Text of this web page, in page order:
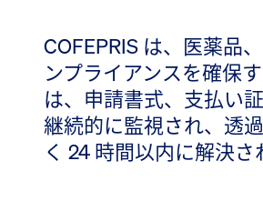
COFEPRIS は、医薬品
ンプライアンスを確保
は、申請書式、支払い
継続的に監視され、透
く 24 時間以内に解決さ